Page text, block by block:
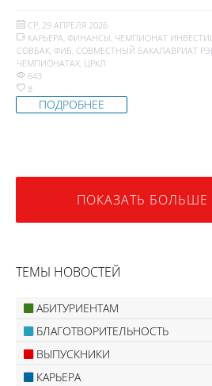
СР, 29 АПРЕЛЯ 2026
КАРЬЕРА, ФИНАНСЫ, ЧЕМПИОНАТ
СОВБАК, ФИБ, СОВМЕСТНЫЙ БАКАЛАВРИАТ
ЧЕМПИОНАТАХ, ЦРКЛ
643
8
ПОДРОБНЕЕ
ПОКАЗАТЬ
ТЕМЫ НОВОСТЕЙ
АБИТУРИЕНТАМ
БЛАГОТВОРИТЕЛЬНОСТЬ
ВЫПУСКНИКИ
КАРЬЕРА